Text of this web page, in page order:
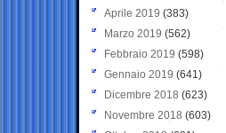
Aprile 2019 (383)
Marzo 2019 (562)
Febbraio 2019 (598)
Gennaio 2019 (641)
Dicembre 2018 (623)
Novembre 2018 (603)